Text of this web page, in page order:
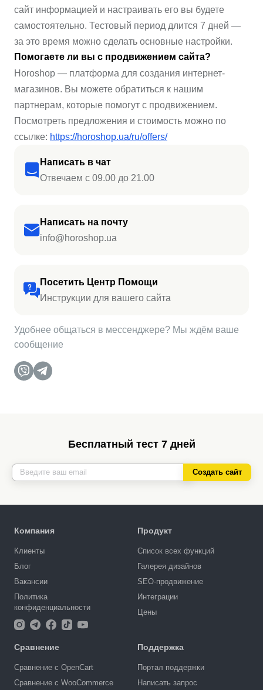
Написать в чат
Отвечаем с 09.00 до 21.00
Написать на почту
info@horoshop.ua
Посетить Центр Помощи
Инструкции для вашего сайта
Удобнее общаться в мессенджере? Мы ждём ваше
сообщение
сайт информацией и настраивать его вы будете
самостоятельно. Тестовый период длится 7 дней —
за это время можно сделать основные настройки.
Помогаете ли вы с продвижением сайта?
Horoshop — платформа для создания интернет-
магазинов. Вы можете обратиться к нашим
партнерам, которые помогут с продвижением.
Посмотреть предложения и стоимость можно по
ссылке: https://horoshop.ua/ru/offers/
Бесплатный тест 7 дней
Создать сайт
Компания
Клиенты
Блог
Вакансии
Политика
конфиденциальности
Продукт
Список всех функций
Галерея дизайнов
SEO-продвижение
Интеграции
Цены
Сравнение
Сравнение с OpenCart
Сравнение с WooCommerce
Поддержка
Портал поддержки
Написать запрос